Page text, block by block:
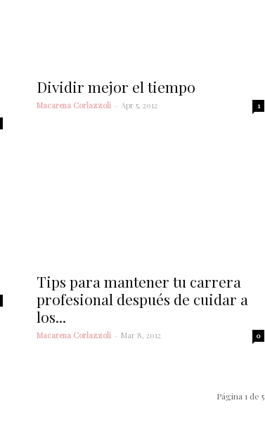
Dividir mejor el tiempo
Macarena Corlazzoli - Apr 5, 2012 1
Tips para mantener tu carrera
profesional después de cuidar a
los...
Macarena Corlazzoli - Mar 8, 2012 0
Página 1 de 5